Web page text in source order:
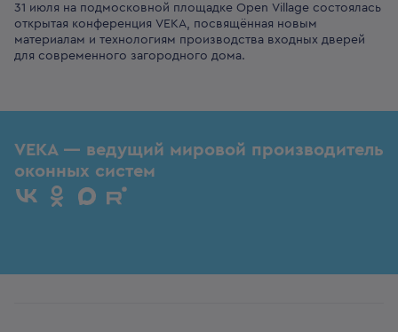
31 июля на подмосковной площадке Open Village состоялась
открытая конференция VEKA, посвящённая новым
материалам и технологиям производства входных дверей
для современного загородного дома.
VEKA — ведущий мировой производитель
оконных систем